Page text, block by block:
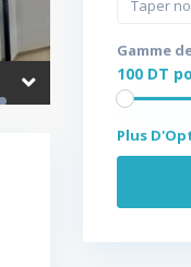
Gamme
100 DT
Plus